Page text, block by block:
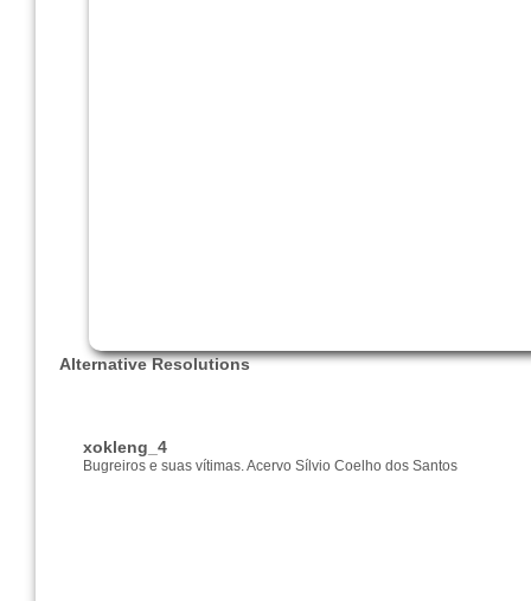
Alternative Resolutions
xokleng_4
Bugreiros e suas vítimas. Acervo Sílvio Coelho dos Santos